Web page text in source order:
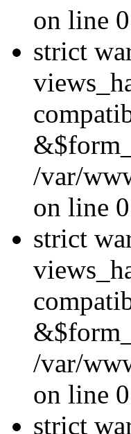
on line
strict
/var/
on line
strict
/var/
on line
strict